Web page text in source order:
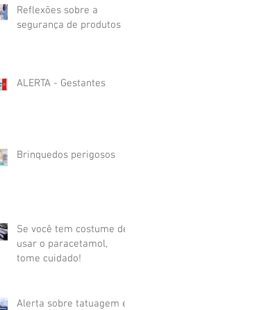
Reflexões sobre a
segurança de produtos
ALERTA - Gestantes
Brinquedos perigosos
Se você tem costume de
usar o paracetamol,
tome cuidado!
Alerta sobre tatuagem e